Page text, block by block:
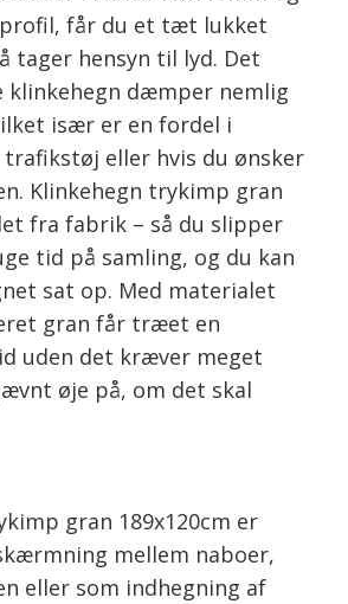
får du et tæt lukket
tager hensyn til lyd. Det
klinkehegn dæmper nemlig
især er en fordel i
eller hvis du ønsker
Klinkehegn trykimp gran
fra fabrik – så du slipper
tid på samling, og du kan
sat op. Med materialet
gran får træet en
uden det kræver meget
øje på, om det skal
gran 189x120cm er
mellem naboer,
eller som indhegning af